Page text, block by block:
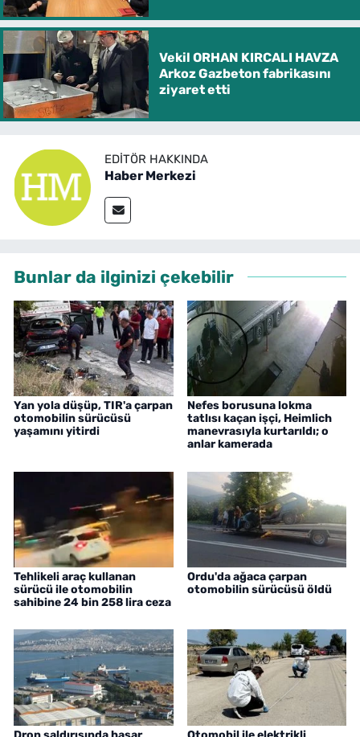
Vekil ORHAN KIRCALI HAVZA
Arkoz Gazbeton fabrikasını
ziyaret etti
EDITÖR HAKKINDA
Haber Merkezi
Bunlar da ilginizi çekebilir
Yan yola düşüp, TIR'a çarpan
otomobilin sürücüsü
yaşamını yitirdi
Nefes borusuna lokma
tatlısı kaçan işçi, Heimlich
manevrasıyla kurtarıldı; o
anlar kamerada
Tehlikeli araç kullanan
sürücü ile otomobilin
sahibine 24 bin 258 lira ceza
Ordu'da ağaca çarpan
otomobilin sürücüsü öldü